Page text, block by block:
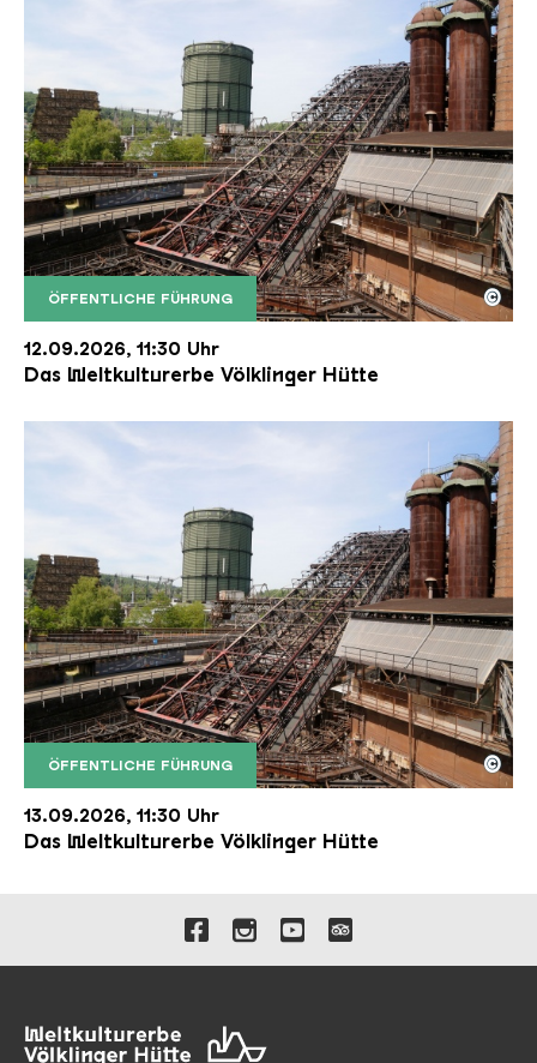
ÖFFENTLICHE FÜHRUNG
Der Erzschrägaufzug der Völklinger Hütte mit
Copyright: Weltkulturerbe Völklinger Hütte | Karl
©
12.09.2026, 11:30 Uhr
Das Weltkulturerbe Völklinger Hütte
ÖFFENTLICHE FÜHRUNG
Der Erzschrägaufzug der Völklinger Hütte mit
Copyright: Weltkulturerbe Völklinger Hütte | Karl
©
13.09.2026, 11:30 Uhr
Das Weltkulturerbe Völklinger Hütte
Verlinkungen zu unseren